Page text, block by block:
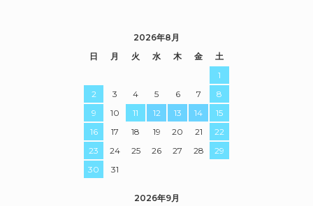
2026年8月
日
月 火 水 木 金
土
1
2
3 4 5 6 7
8
9
10 11 12 13 14
15
16
17 18 19 20 21
22
23
24 25 26 27 28
29
30
31
2026年9月